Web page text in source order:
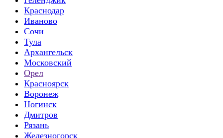
Краснодар
Иваново
Сочи
Тула
Архангельск
Московский
Орел
Красноярск
Воронеж
Ногинск
Дмитров
Рязань
Железногорск